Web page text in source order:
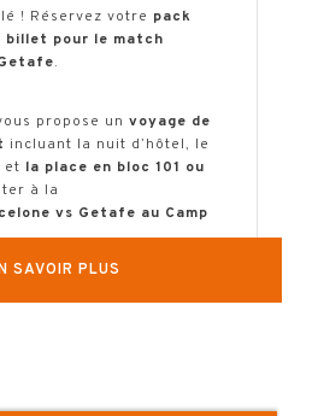
! Réservez votre pack
pour le match
.
propose un voyage de
incluant la nuit d’hôtel, le
et la place en bloc 101 ou
à la
vs Getafe au Camp
SAVOIR PLUS